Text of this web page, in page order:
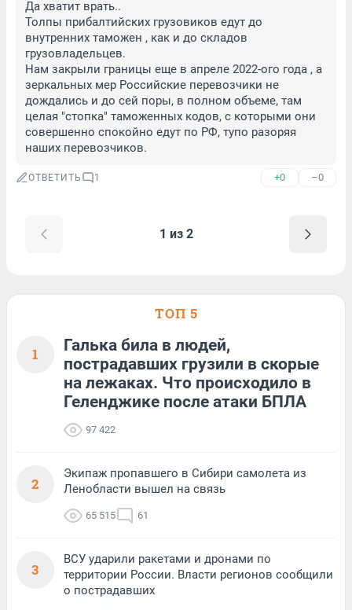
Да хватит врать..
Толпы прибалтийских грузовиков едут до
внутренних таможен , как и до складов
грузовладельцев.
Нам закрыли границы еще в апреле 2022-ого года , а
зеркальных мер Российские перевозчики не
дождались и до сей поры, в полном объеме, там
целая "стопка" таможенных кодов, с которыми они
совершенно спокойно едут по РФ, тупо разоряя
наших перевозчиков.
ОТВЕТИТЬ 1 +0 –0
1 из 2
ТОП 5
1
Галька била в людей,
пострадавших грузили в скорые
на лежаках. Что происходило в
Геленджике после атаки БПЛА
97 422
2
Экипаж пропавшего в Сибири самолета из
Ленобласти вышел на связь
65 515 61
3
ВСУ ударили ракетами и дронами по
территории России. Власти регионов сообщили
о пострадавших